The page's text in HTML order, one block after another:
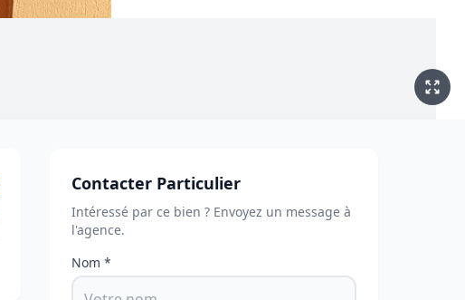
Contacter Particulier
Intéressé par ce bien ? Envoyez un message à
l'agence.
Nom *